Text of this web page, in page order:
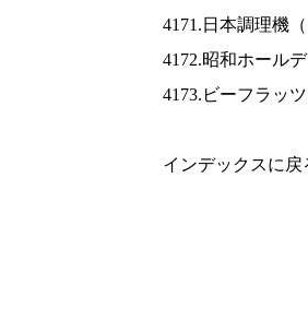
4171.日本調理機（
4172.昭和ホール
4173.ビーフラッ
インデックスに戻